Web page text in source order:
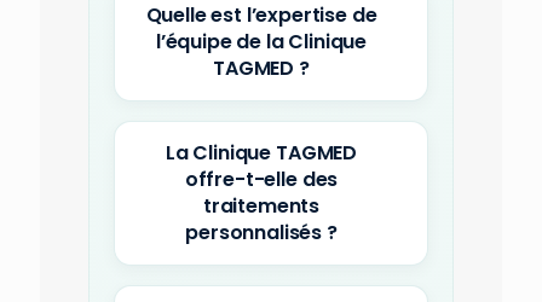
Quelle est l’expertise de
l’équipe de la Clinique
TAGMED ?
La Clinique TAGMED
offre-t-elle des
traitements
personnalisés ?